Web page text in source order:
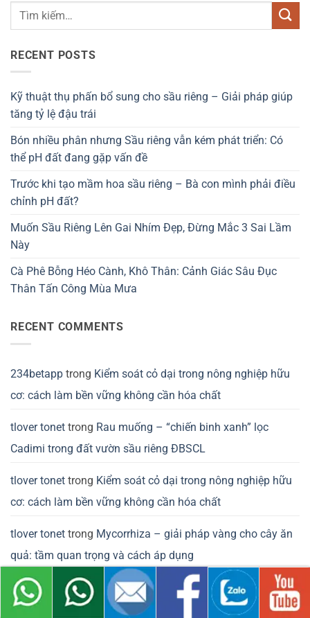
RECENT POSTS
Kỹ thuật thụ phấn bổ sung cho sầu riêng – Giải pháp giúp
tăng tỷ lệ đậu trái
Bón nhiều phân nhưng Sầu riêng vẫn kém phát triển: Có
thể pH đất đang gặp vấn đề
Trước khi tạo mầm hoa sầu riêng – Bà con mình phải điều
chỉnh pH đất?
Muốn Sầu Riêng Lên Gai Nhím Đẹp, Đừng Mắc 3 Sai Lầm
Này
Cà Phê Bỗng Héo Cành, Khô Thân: Cảnh Giác Sâu Đục
Thân Tấn Công Mùa Mưa
RECENT COMMENTS
234betapp trong Kiểm soát cỏ dại trong nông nghiệp hữu
cơ: cách làm bền vững không cần hóa chất
tlover tonet trong Rau muống – “chiến binh xanh” lọc
Cadimi trong đất vườn sầu riêng ĐBSCL
tlover tonet trong Kiểm soát cỏ dại trong nông nghiệp hữu
cơ: cách làm bền vững không cần hóa chất
tlover tonet trong Mycorrhiza – giải pháp vàng cho cây ăn
quả: tầm quan trọng và cách áp dụng
tlovertonet trongCảnh báo mùa mưa: bệnh thối trái sầu
riêng và cách phòng ngừa hiệu quả